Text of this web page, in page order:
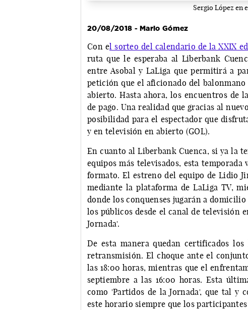
Sergio López en
20/08/2018 - Mario Gómez
Con el sorteo del calendario de la XXIX
ruta que le esperaba al Liberbank
entre Asobal y LaLiga que permitirá a
petición que el aficionado del
abierto. Hasta ahora, los encuentros de
de pago. Una realidad que gracias al
posibilidad para el espectador que
y en televisión en abierto (GOL).
En cuanto al Liberbank Cuenca, si ya la
equipos más televisados, esta
formato. El estreno del equipo de Lidio
mediante la plataforma de LaLiga TV,
donde los conquenses jugarán a
los públicos desde el canal de televisión
Jornada'.
De esta manera quedan certificados
retransmisión. El choque ante el
las 18:00 horas, mientras que el
septiembre a las 16:00 horas. Esta
como 'Partidos de la Jornada', que tal y
este horario siempre que los